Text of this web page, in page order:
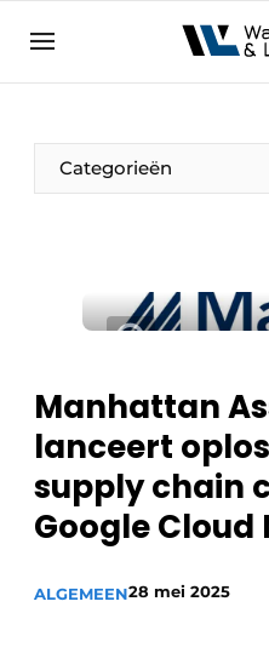
NL
Categorieën
Manhattan
lanceert
supply chain
Google
ALGEMEEN28 mei 2025